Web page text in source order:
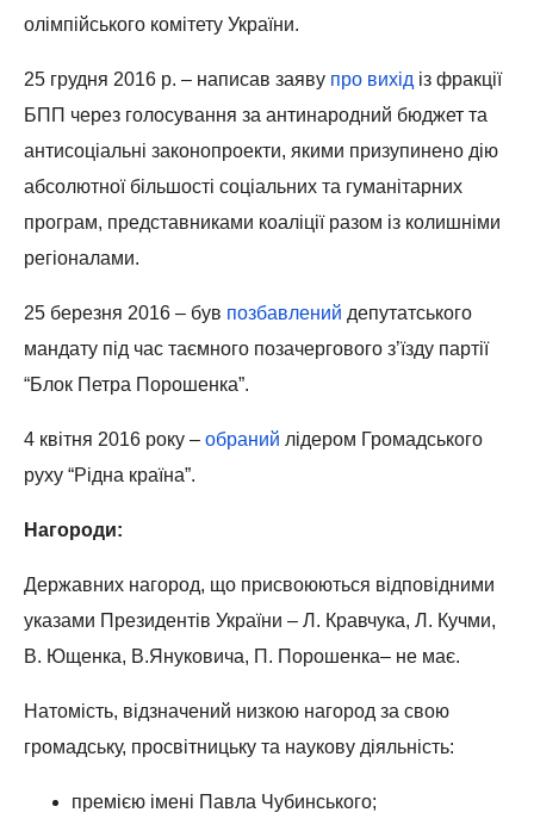
олімпійського комітету України.
25 грудня 2016 р. – написав заяву про вихід із фракції
БПП через голосування за антинародний бюджет та
антисоціальні законопроекти, якими призупинено дію
абсолютної більшості соціальних та гуманітарних
програм, представниками коаліції разом із колишніми
регіоналами.
25 березня 2016 – був позбавлений депутатського
мандату під час таємного позачергового з’їзду партії
“Блок Петра Порошенка”.
4 квітня 2016 року – обраний лідером Громадського
руху “Рідна країна”.
Нагороди:
Державних нагород, що присвоюються відповідними
указами Президентів України – Л. Кравчука, Л. Кучми,
В. Ющенка, В.Януковича, П. Порошенка– не має.
Натомість, відзначений низкою нагород за свою
громадську, просвітницьку та наукову діяльність:
премією імені Павла Чубинського;